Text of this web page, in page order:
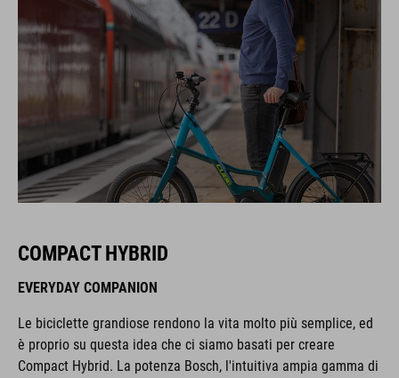
COMPACT HYBRID
EVERYDAY COMPANION
Le biciclette grandiose rendono la vita molto più semplice, ed
è proprio su questa idea che ci siamo basati per creare
Compact Hybrid. La potenza Bosch, l'intuitiva ampia gamma di